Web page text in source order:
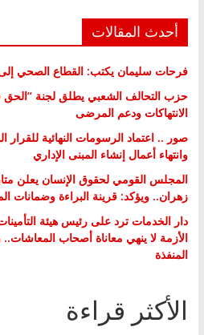
أحدث المقالات
فرحات سليمان يكتب: القطاع الصحي
حزب التحالف الشعبي يطلق لجنة “الحق
الانتهاكات ودعم المرضى
صور .. اعتماد الرسومات النهائية للقرار
وانتهاء أعمال إنشاء المبنى الإداري
المجلس القومي لحقوق الإنسان يعلن
زهران.. ويؤكد: قرينة البراءة وضمانات
دار الخدمات ترد على رئيس هيئة
الأزمة لا ينهي معاناة أصحاب
المنفذة
الأكثر قراءة